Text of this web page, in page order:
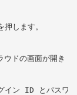
します。
ドの画面が開き
イン ID とパスワ